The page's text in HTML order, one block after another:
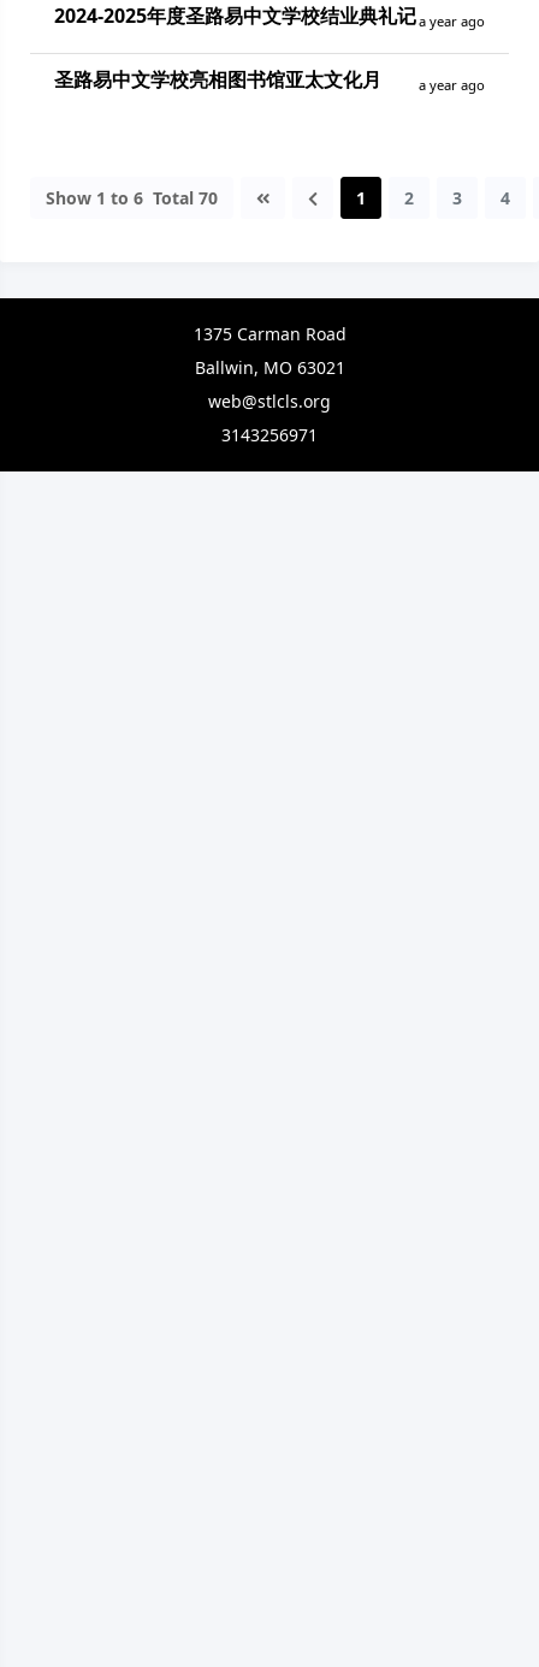
2024-2025年度圣路易中文学校结业典礼记a year ago
圣路易中文学校亮相图书馆亚太文化月 a year ago
Show 1 to 6 Total 70 1 2 3 4
1375 Carman Road
Ballwin, MO 63021
web@stlcls.org
3143256971